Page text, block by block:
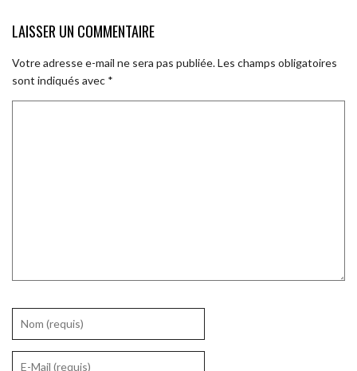
LAISSER UN COMMENTAIRE
Votre adresse e-mail ne sera pas publiée.Les champs obligatoires
sont indiqués avec *